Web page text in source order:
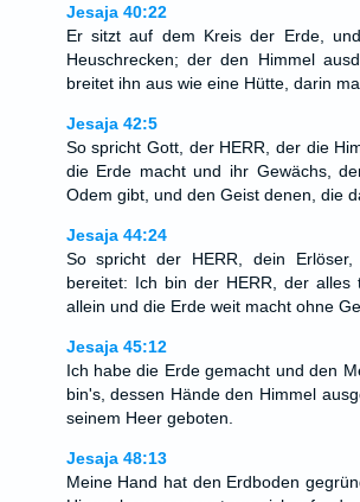
Jesaja 40:22
Er sitzt auf dem Kreis der Erde,
Heuschrecken; der den Himmel
breitet ihn aus wie eine Hütte, darin
Jesaja 42:5
So spricht Gott, der HERR, der die
die Erde macht und ihr Gewächs,
Odem gibt, und den Geist denen, die
Jesaja 44:24
So spricht der HERR, dein
bereitet: Ich bin der HERR, der
allein und die Erde weit macht ohne
Jesaja 45:12
Ich habe die Erde gemacht und den
bin's, dessen Hände den Himmel
seinem Heer geboten.
Jesaja 48:13
Meine Hand hat den Erdboden